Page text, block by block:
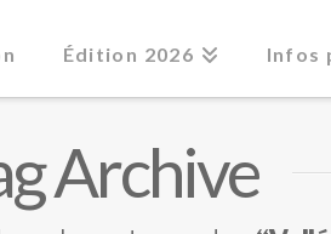
Édition 2026 Infos
Archive